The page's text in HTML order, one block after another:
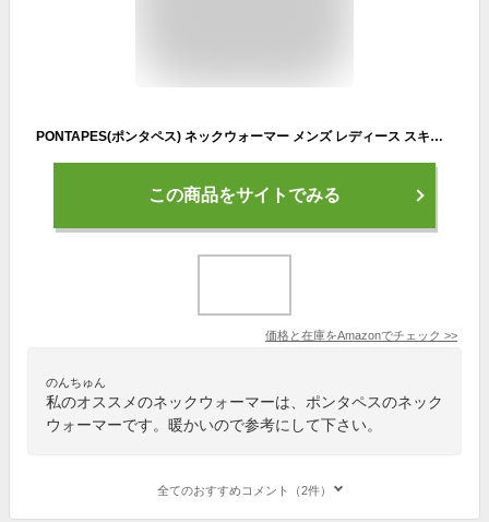
PONTAPES(ポンタペス) ネックウォーマー メンズ レディース スキーやスノーボードに サイズ調節コードつき 全8色 男女兼用 PONF-102 ブラック(フィルム入りボア生地)サイズ 防寒 スノボ バイク スノボ
この商品をサイトでみる
価格と在庫をAmazonでチェック >>
のんちゅん
私のオススメのネックウォーマーは、ポンタペスのネック
ウォーマーです。暖かいので参考にして下さい。
全てのおすすめコメント（2件）